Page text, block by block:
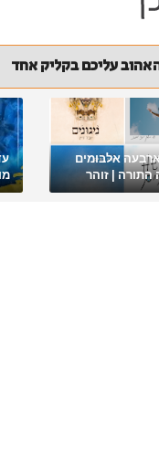
עליכם בקליק אחד
אלבומים
התורה | זוהר